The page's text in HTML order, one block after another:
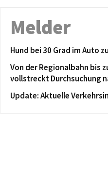
Melder
Hund bei 30 Grad im Auto
Von der Regionalbahn bis
vollstreckt Durchsuchung
Update: Aktuelle